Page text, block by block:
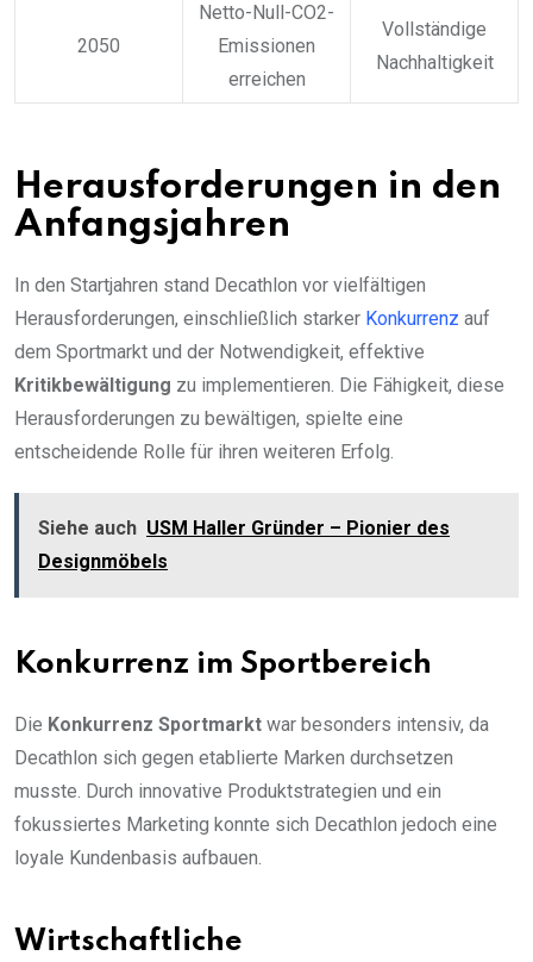
2050
Netto-Null-CO2-
Emissionen
erreichen
Vollständige
Nachhaltigkeit
Herausforderungen in den
Anfangsjahren
In den Startjahren stand Decathlon vor vielfältigen
Herausforderungen, einschließlich starker Konkurrenz auf
dem Sportmarkt und der Notwendigkeit, effektive
Kritikbewältigung zu implementieren. Die Fähigkeit, diese
Herausforderungen zu bewältigen, spielte eine
entscheidende Rolle für ihren weiteren Erfolg.
Siehe auch USM Haller Gründer – Pionier des
Designmöbels
Konkurrenz im Sportbereich
Die Konkurrenz Sportmarkt war besonders intensiv, da
Decathlon sich gegen etablierte Marken durchsetzen
musste. Durch innovative Produktstrategien und ein
fokussiertes Marketing konnte sich Decathlon jedoch eine
loyale Kundenbasis aufbauen.
Wirtschaftliche